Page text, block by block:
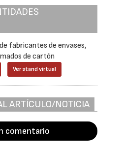
fabricantes de envases,
de cartón
Ver stand virtual
ARTÍCULO/NOTICIA
comentario